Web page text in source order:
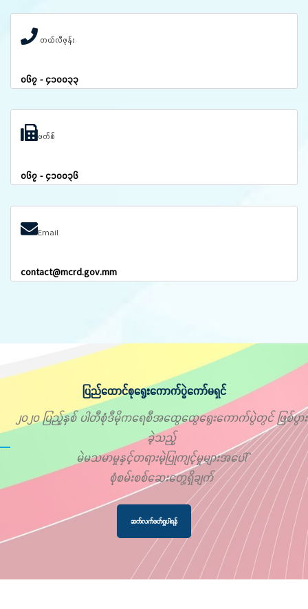
တယ်လီဖုန်း
၀၆၇ - ၄၁၀၀၃၃
ဖက်စ်
၀၆၇ - ၄၁၀၀၃၆
Email
contact@mcrd.gov.mm
ပြည်ထောင်စုရွေးကောက်ပွဲကော်မရှင်
၂၀၂၀ ပြည့်နှစ် ပါတီစုံဒီမိုကရေစီအထွေထွေရွေးကောက်ပွဲတွင် ဖြစ်ပွား
ခဲ့သည့်
မဲမသမာမှုနှင့်တရားမဲ့ပြုကျင့်မှုများအပေါ်
စုံစမ်းစစ်ဆေးတွေ့ရှိချက်
ဆက်လက်ဖတ်ရှုပါရန်